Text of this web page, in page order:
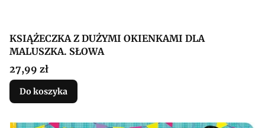
KSIĄŻECZKA Z DUŻYMI OKIENKAMI DLA
MALUSZKA. SŁOWA
Cena
27,99 zł
Do koszyka